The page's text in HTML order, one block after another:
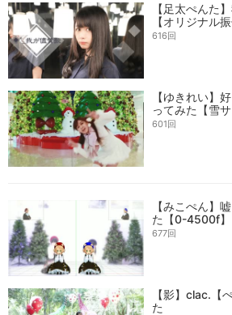
【足太ぺんた
【オリジナル振
616回
【ゆきれい】
ってみた【雪
601回
【みこぺん】
た【0-4500f】
677回
【影】clac.【
た